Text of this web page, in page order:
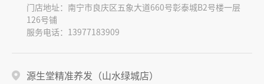
门店地址：南宁市良庆区五象大道660号彰泰城B2号楼一层
126号铺
服务电话：13977183909
源生堂精准养发（山水绿城店）